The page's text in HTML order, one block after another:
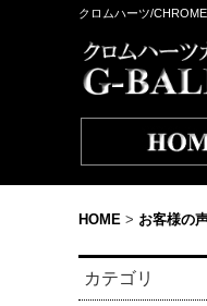
クロムハーツ/
HOME > お客様の
カテゴリ